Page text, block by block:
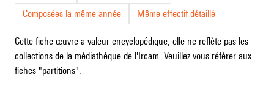
Composées la même année
Même effectif détaillé
Cette fiche œuvre a valeur encyclopédique, elle ne reflète pas les
collections de la médiathèque de l'Ircam. Veuillez vous référer aux
fiches "partitions".